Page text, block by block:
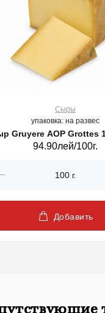
Сыры
упаковка: на развес
Gruyere AOP Grottes
kg (29437)
94.90лей/100г.
Добавить